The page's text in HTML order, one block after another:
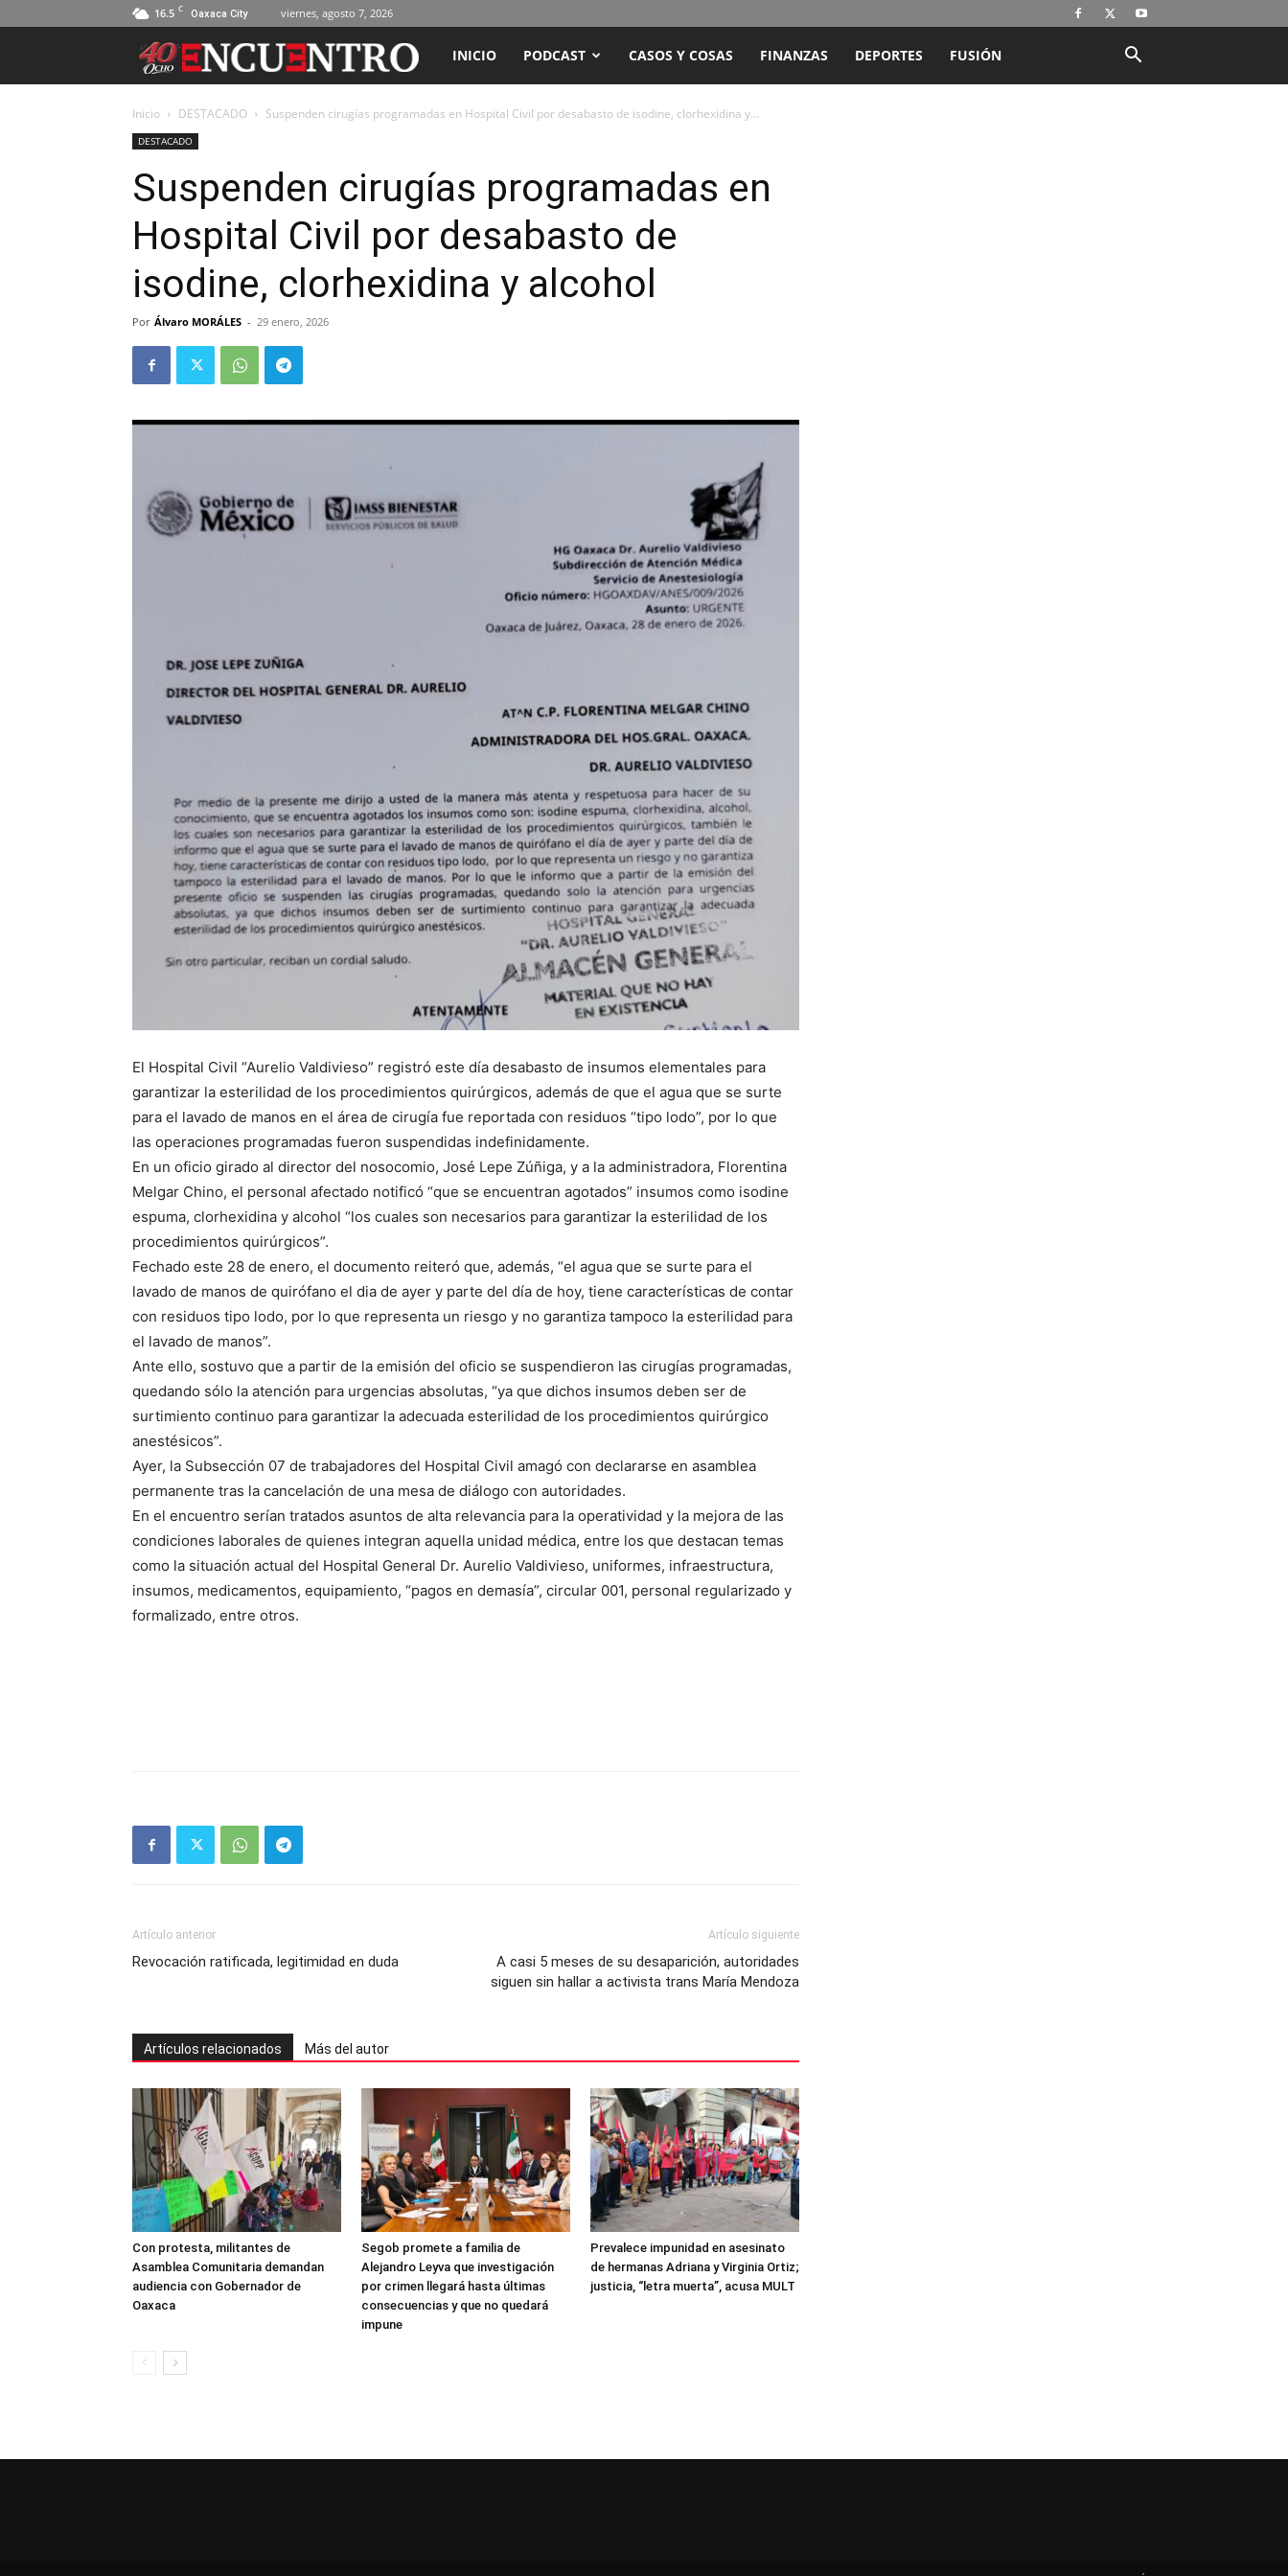
16.5 C Oaxaca City viernes, agosto 7, 2026
ENCUENTRO
RADIO
TELEVISIÓN
INICIO PODCAST CASOS Y COSAS FINANZAS DEPORTES FUSIÓN
Inicio DESTACADO Suspenden cirugías programadas en Hospital Civil por desabasto de isodine, clorhexidina y...
DESTACADO
Suspenden cirugías programadas en
Hospital Civil por desabasto de
isodine, clorhexidina y alcohol
Por Álvaro MORÁLES - 29 enero, 2026
El Hospital Civil “Aurelio Valdivieso” registró este día desabasto de insumos elementales para
garantizar la esterilidad de los procedimientos quirúrgicos, además de que el agua que se surte
para el lavado de manos en el área de cirugía fue reportada con residuos “tipo lodo”, por lo que
las operaciones programadas fueron suspendidas indefinidamente.
En un oficio girado al director del nosocomio, José Lepe Zúñiga, y a la administradora, Florentina
Melgar Chino, el personal afectado notificó “que se encuentran agotados” insumos como isodine
espuma, clorhexidina y alcohol “los cuales son necesarios para garantizar Ia esterilidad de los
procedimientos quirúrgicos”.
Fechado este 28 de enero, el documento reiteró que, además, “el agua que se surte para el
lavado de manos de quirófano el dia de ayer y parte del día de hoy, tiene características de contar
con residuos tipo lodo, por lo que representa un riesgo y no garantiza tampoco la esterilidad para
el lavado de manos”.
Ante ello, sostuvo que a partir de la emisión del oficio se suspendieron las cirugías programadas,
quedando sólo la atención para urgencias absolutas, “ya que dichos insumos deben ser de
surtimiento continuo para garantizar la adecuada esterilidad de los procedimientos quirúrgico
anestésicos”.
Ayer, la Subsección 07 de trabajadores del Hospital Civil amagó con declararse en asamblea
permanente tras la cancelación de una mesa de diálogo con autoridades.
En el encuentro serían tratados asuntos de alta relevancia para la operatividad y la mejora de las
condiciones laborales de quienes integran aquella unidad médica, entre los que destacan temas
como la situación actual del Hospital General Dr. Aurelio Valdivieso, uniformes, infraestructura,
insumos, medicamentos, equipamiento, “pagos en demasía”, circular 001, personal regularizado y
formalizado, entre otros.
Artículo anterior
Revocación ratificada, legitimidad en duda
Artículo siguiente
A casi 5 meses de su desaparición, autoridades
siguen sin hallar a activista trans María Mendoza
Artículos relacionados Más del autor
Con protesta, militantes de
Asamblea Comunitaria demandan
audiencia con Gobernador de
Oaxaca
Segob promete a familia de
Alejandro Leyva que investigación
por crimen llegará hasta últimas
consecuencias y que no quedará
impune
Prevalece impunidad en asesinato
de hermanas Adriana y Virginia Ortiz;
justicia, “letra muerta”, acusa MULT